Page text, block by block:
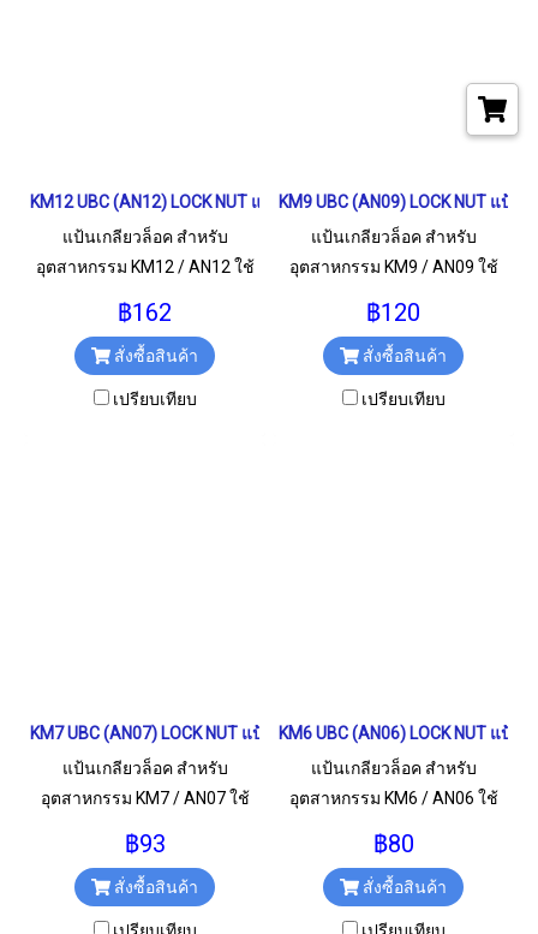
KM12 UBC (AN12) LOCK NUT แป้นเกลียวล็อค
แป้นเกลียวล็อค สำหรับ
อุตสาหกรรม KM12 / AN12 ใช้
฿162
สั่งซื้อสินค้า
เปรียบเทียบ
KM9 UBC (AN09) LOCK NUT แป้น
แป้นเกลียวล็อค สำหรับ
อุตสาหกรรม KM9 / AN09 ใช้
฿120
สั่งซื้อสินค้า
เปรียบเทียบ
KM7 UBC (AN07) LOCK NUT แป้นเกลียวล็อค
แป้นเกลียวล็อค สำหรับ
อุตสาหกรรม KM7 / AN07 ใช้
฿93
สั่งซื้อสินค้า
KM6 UBC (AN06) LOCK NUT แป้น
แป้นเกลียวล็อค สำหรับ
อุตสาหกรรม KM6 / AN06 ใช้
฿80
สั่งซื้อสินค้า